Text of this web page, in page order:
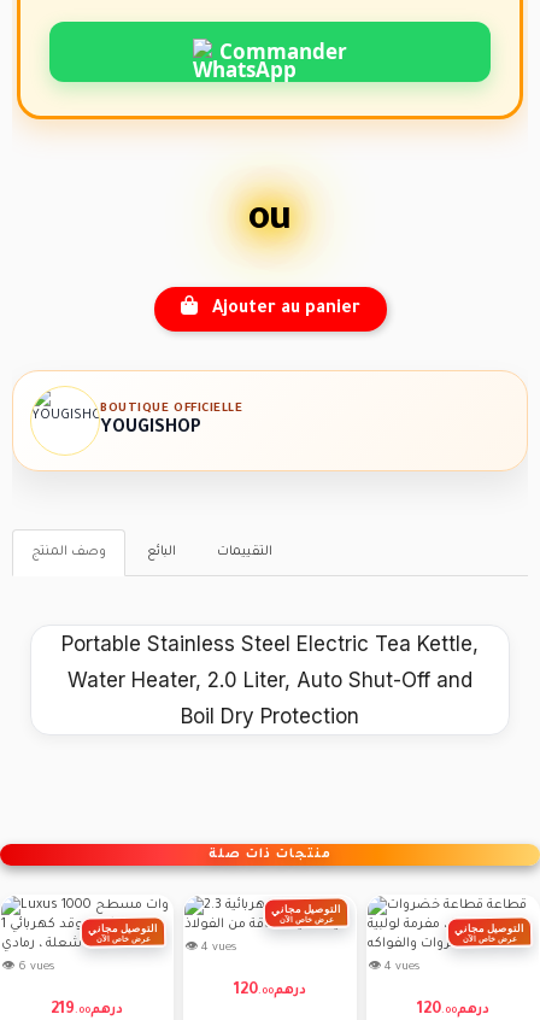
Commander
ou
Ajouter au panier
BOUTIQUE OFFICIELLE
YOUGISHOP
وصف المنتج البائع التقييمات
Portable Stainless Steel Electric Tea Kettle,
Water Heater, 2.0 Liter, Auto Shut-Off and
Boil Dry Protection
منتجات ذات صلة
التوصيل مجاني
عرض خاص الآن
👁 6 vues
219 . 00درهم
التوصيل مجاني
عرض خاص الآن
👁 4 vues
120. 00درهم
التوصيل مجاني
عرض خاص الآن
👁 4 vues
120. 00درهم